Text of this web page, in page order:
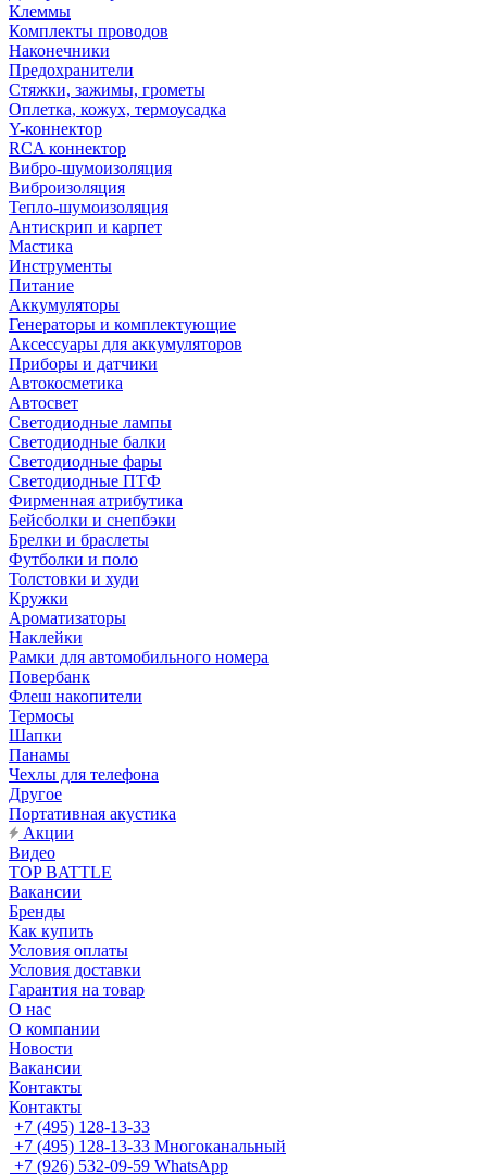
Клеммы
Комплекты проводов
Наконечники
Предохранители
Стяжки, зажимы, грометы
Оплетка, кожух, термоусадка
Y-коннектор
RCA коннектор
Вибро-шумоизоляция
Виброизоляция
Тепло-шумоизоляция
Антискрип и карпет
Мастика
Инструменты
Питание
Аккумуляторы
Генераторы и комплектующие
Аксессуары для аккумуляторов
Приборы и датчики
Автокосметика
Автосвет
Светодиодные лампы
Светодиодные балки
Светодиодные фары
Светодиодные ПТФ
Фирменная атрибутика
Бейсболки и снепбэки
Брелки и браслеты
Футболки и поло
Толстовки и худи
Кружки
Ароматизаторы
Наклейки
Рамки для автомобильного номера
Повербанк
Флеш накопители
Термосы
Шапки
Панамы
Чехлы для телефона
Другое
Портативная акустика
Акции
Видео
TOP BATTLE
Вакансии
Бренды
Как купить
Условия оплаты
Условия доставки
Гарантия на товар
О нас
О компании
Новости
Вакансии
Контакты
Контакты
+7 (495) 128-13-33
+7 (495) 128-13-33 Многоканальный
+7 (926) 532-09-59 WhatsApp